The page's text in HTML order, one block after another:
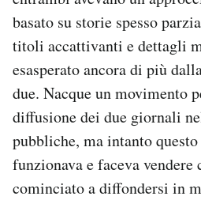
basato su storie spesso
titoli accattivanti e dettagli
esasperato ancora di più
due. Nacque un movimento
diffusione dei due giornali
pubbliche, ma intanto
funzionava e faceva vendere
cominciato a diffondersi in